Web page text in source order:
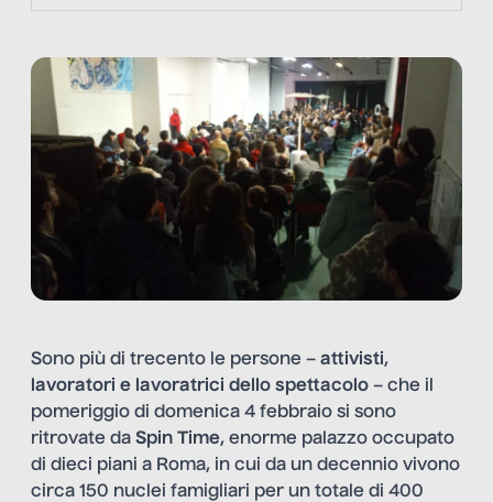
Sono più di trecento le persone – attivisti,
lavoratori e lavoratrici dello spettacolo – che il
pomeriggio di domenica 4 febbraio si sono
ritrovate da Spin Time, enorme palazzo occupato
di dieci piani a Roma, in cui da un decennio vivono
circa 150 nuclei famigliari per un totale di 400